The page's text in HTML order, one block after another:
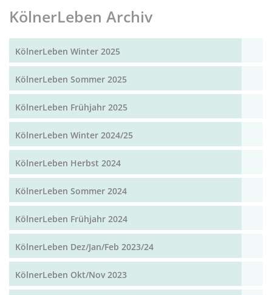
KölnerLeben Archiv
KölnerLeben Winter 2025
KölnerLeben Sommer 2025
KölnerLeben Frühjahr 2025
KölnerLeben Winter 2024/25
KölnerLeben Herbst 2024
KölnerLeben Sommer 2024
KölnerLeben Frühjahr 2024
KölnerLeben Dez/Jan/Feb 2023/24
KölnerLeben Okt/Nov 2023